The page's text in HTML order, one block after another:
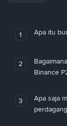
1 Apa itu
2
Binance
3
Apa saja